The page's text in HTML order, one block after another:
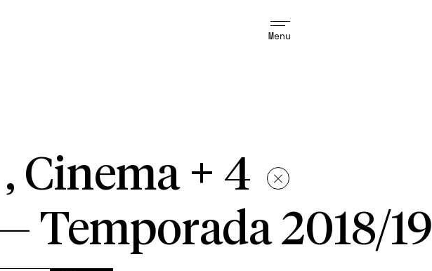
Menu
, Cinema + 4
Temporada 2018/19